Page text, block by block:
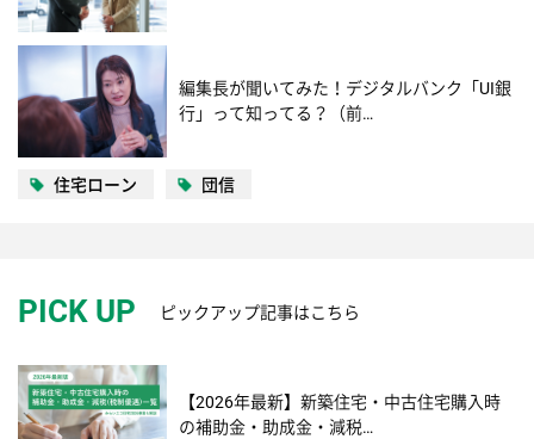
編集長が聞いてみた！デジタルバンク「UI銀
行」って知ってる？（前…
住宅ローン 団信
PICK UP ピックアップ記事はこちら
【2026年最新】新築住宅・中古住宅購入時
の補助金・助成金・減税…